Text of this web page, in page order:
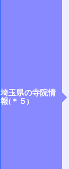
埼玉県の寺院情
報(＊５)